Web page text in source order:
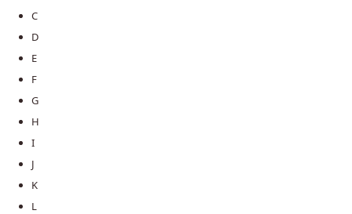
C
D
E
F
G
H
I
J
K
L